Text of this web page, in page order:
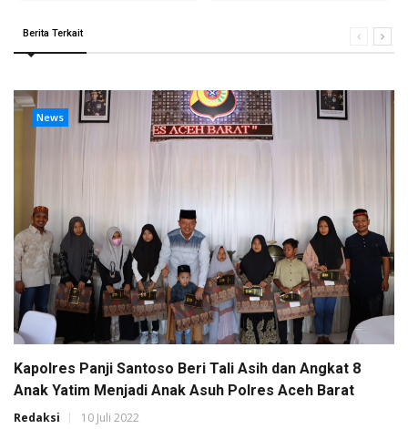
Berita Terkait
News
Kapolres Panji Santoso Beri Tali Asih dan Angkat 8
Anak Yatim Menjadi Anak Asuh Polres Aceh Barat
Redaksi 10 Juli 2022